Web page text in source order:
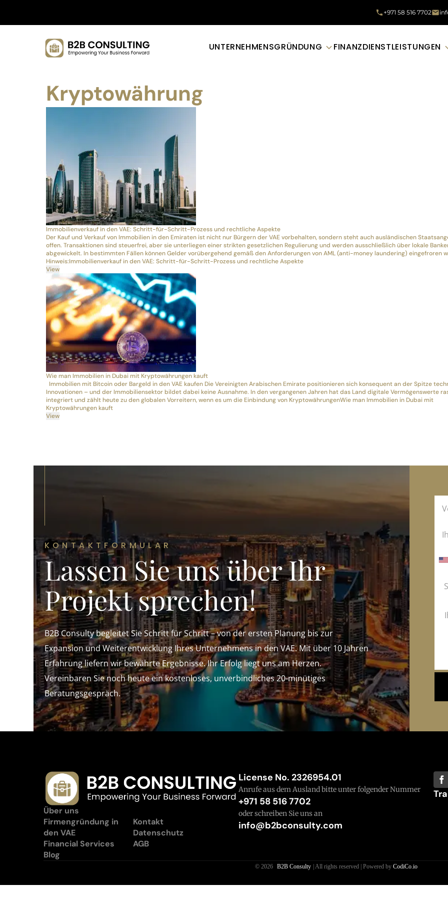
+971 58 516 7702
UNTERNEHMENSGRÜNDUNG FINANZDIENSTLEISTUNGEN
Kryptowährung
Immobilienverkauf in den VAE: Schritt-für-Schritt-Prozess und rechtliche Aspekte
Der Kauf und Verkauf von Immobilien in den Emiraten ist nicht nur Bürgern der VAE vorbehalten, sondern steht auch ausländischen
offen. Transaktionen sind steuerfrei, aber sie unterliegen einer strikten gesetzlichen Regulierung und werden ausschließlich über lokale
abgewickelt. In bestimmten Fällen können Gelder vorübergehend gemäß den Anforderungen von AML (anti-money laundering) eingefroren
Hinweis:Immobilienverkauf in den VAE: Schritt-für-Schritt-Prozess und rechtliche Aspekte
View
Wie man Immobilien in Dubai mit Kryptowährungen kauft
Immobilien mit Bitcoin oder Bargeld in den VAE kaufen Die Vereinigten Arabischen Emirate positionieren sich konsequent an der Spitze
Innovationen – und der Immobiliensektor bildet dabei keine Ausnahme. In den vergangenen Jahren hat das Land digitale Vermögenswerte
integriert und zählt heute zu den globalen Vorreitern, wenn es um die Einbindung von KryptowährungenWie man Immobilien in Dubai mit
Kryptowährungen kauft
View
KONTAKTFORMULAR
Lassen Sie uns über Ihr
Projekt sprechen!
B2B Consulty begleitet Sie Schritt für Schritt – von der ersten Planung bis zur
Expansion und Weiterentwicklung Ihres Unternehmens in den VAE. Mit über 10 Jahren
Erfahrung liefern wir bewährte Ergebnisse. Ihr Erfolg liegt uns am Herzen.
Vereinbaren Sie noch heute ein kostenloses, unverbindliches 20-minütiges
Beratungsgespräch.
Über uns
Firmengründung in
den VAE
Financial Services
Blog
Kontakt
Datenschutz
AGB
License No. 2326954.01
Anrufe aus dem Ausland bitte unter folgender Nummer
+971 58 516 7702
oder schreiben Sie uns an
info@b2bconsulty.com
© 2026 B2B Consulty | All rights reserved | Powered by CodiCo.io